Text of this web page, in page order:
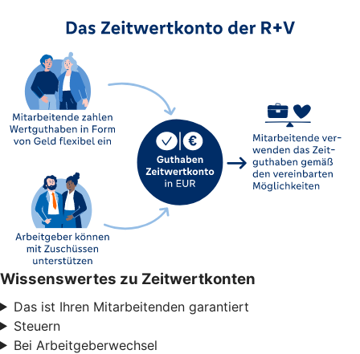
Wissenswertes zu Zeitwertkonten
Das ist Ihren Mitarbeitenden garantiert
Steuern
Bei Arbeitgeberwechsel